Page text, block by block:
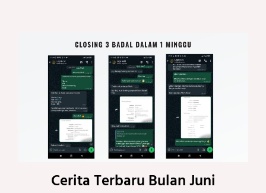
Cerita Terbaru Bulan Juni